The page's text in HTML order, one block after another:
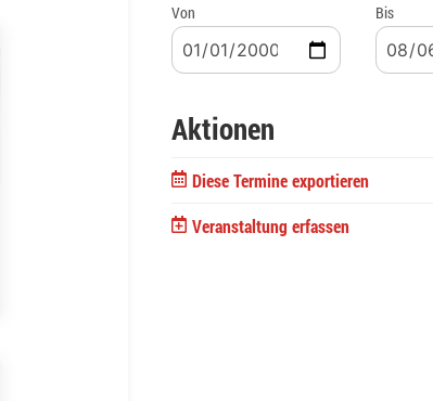
Von Bis
Aktionen
Diese Termine exportieren
Veranstaltung erfassen